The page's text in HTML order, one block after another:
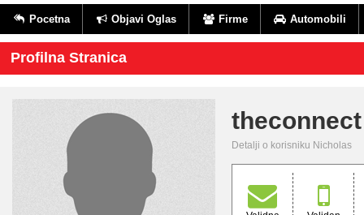
Pocetna Objavi Oglas Firme Automobili
Profilna Stranica
theconnect
Detalji o korisniku Nicholas